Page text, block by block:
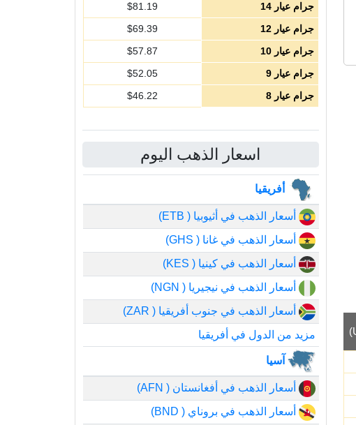
جرام عيار 14
$81.19
جرام عيار 12
$69.39
جرام عيار 10
$57.87
جرام عيار 9
$52.05
جرام عيار 8
$46.22
اسعار الذهب اليوم
أفريقيا
أسعار الذهب في أثيوبيا ( ETB)
أسعار الذهب في غانا ( GHS)
أسعار الذهب في كينيا ( KES)
أسعار الذهب في نيجيريا ( NGN)
أسعار الذهب في جنوب أفريقيا ( ZAR)
مزيد من الدول في أفريقيا
آسيا
أسعار الذهب في أفغانستان ( AFN)
أسعار الذهب في بروناي ( BND)